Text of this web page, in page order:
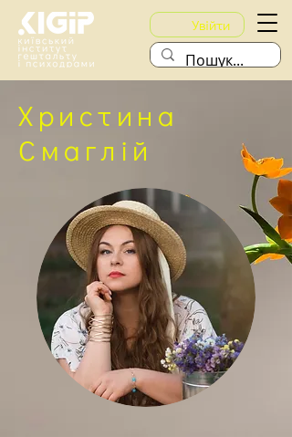
Увійти
Христина
Смаглій